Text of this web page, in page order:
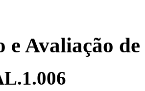
e Avaliação